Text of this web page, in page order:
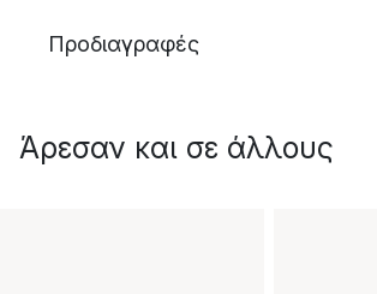
Προδιαγραφές
Άρεσαν και σε άλλους